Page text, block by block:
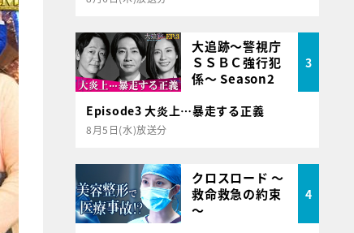
大追跡～警視庁
ＳＳＢＣ強行犯
係～ Season2
3
Episode3 大炎上…暴走する正義
8月5日(水)放送分
クロスロード ～
救命救急の約束
～
4